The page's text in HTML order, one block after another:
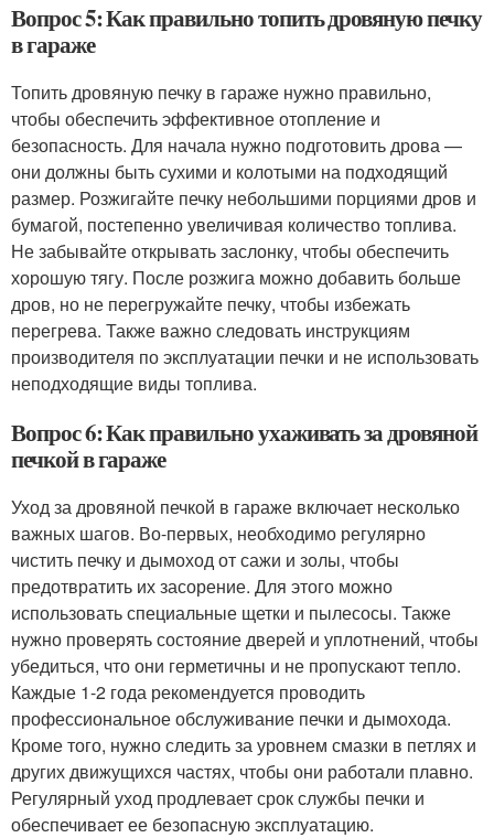
Вопрос 5: Как правильно топить дровяную печку
в гараже
Топить дровяную печку в гараже нужно правильно,
чтобы обеспечить эффективное отопление и
безопасность. Для начала нужно подготовить дрова —
они должны быть сухими и колотыми на подходящий
размер. Розжигайте печку небольшими порциями дров и
бумагой, постепенно увеличивая количество топлива.
Не забывайте открывать заслонку, чтобы обеспечить
хорошую тягу. После розжига можно добавить больше
дров, но не перегружайте печку, чтобы избежать
перегрева. Также важно следовать инструкциям
производителя по эксплуатации печки и не использовать
неподходящие виды топлива.
Вопрос 6: Как правильно ухаживать за дровяной
печкой в гараже
Уход за дровяной печкой в гараже включает несколько
важных шагов. Во-первых, необходимо регулярно
чистить печку и дымоход от сажи и золы, чтобы
предотвратить их засорение. Для этого можно
использовать специальные щетки и пылесосы. Также
нужно проверять состояние дверей и уплотнений, чтобы
убедиться, что они герметичны и не пропускают тепло.
Каждые 1-2 года рекомендуется проводить
профессиональное обслуживание печки и дымохода.
Кроме того, нужно следить за уровнем смазки в петлях и
других движущихся частях, чтобы они работали плавно.
Регулярный уход продлевает срок службы печки и
обеспечивает ее безопасную эксплуатацию.